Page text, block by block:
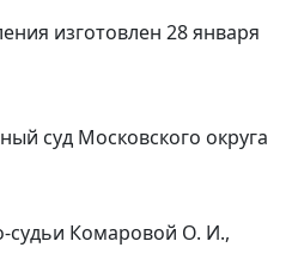
изготовлен 28 января
суд Московского округа
судьи Комаровой О. И.,